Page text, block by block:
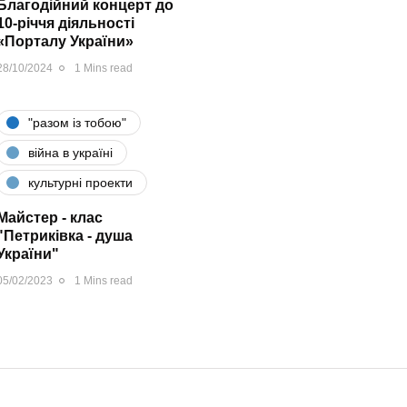
Благодійний концерт до
річчя діяльності
України»
10/2024 1 Mins read
"разом iз тобою"
війна в україні
культурні проекти
Майстер - клас
- душа
02/2023 1 Mins read